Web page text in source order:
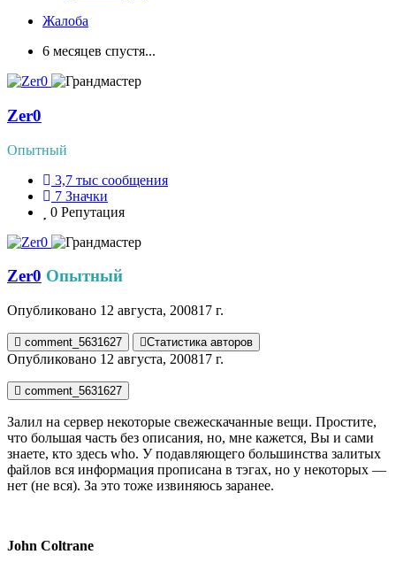
Жалоба
6 месяцев спустя...
Zer0
Опытный
3,7 тыс сообщения
7 Значки
0 Репутация
Zer0 Опытный
Опубликовано 12 августа, 200817 г.
comment_5631627 Статистика авторов
Опубликовано 12 августа, 200817 г.
comment_5631627
Залил на сервер некоторые свежескачанные вещи. Простите,
что большая часть без описания, но, мне кажется, Вы и сами
знаете, кто здесь who. У подавляющего большинства залитых
файлов вся информация прописана в тэгах, но у некоторых —
нет (не вся). За это тоже извиняюсь заранее.
John Coltrane